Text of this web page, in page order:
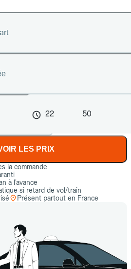
22 50
LES PRIX
la commande
à l’avance
si retard de vol/train
Présent partout en France